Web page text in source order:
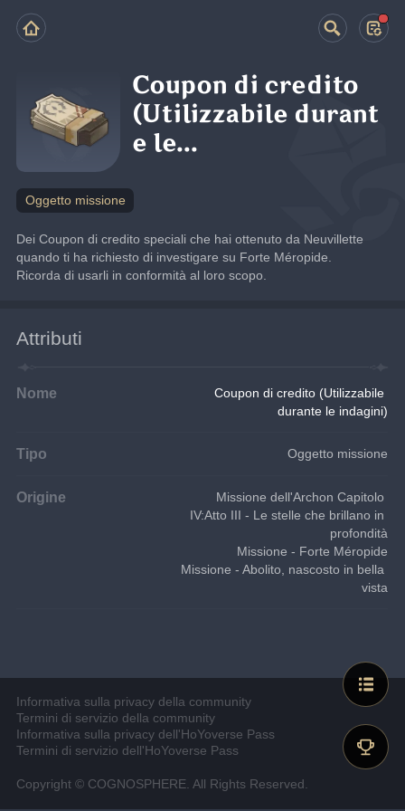
Coupon di credito
(Utilizzabile durant
e le...
Oggetto missione
Dei Coupon di credito speciali che hai ottenuto da Neuvillette
quando ti ha richiesto di investigare su Forte Méropide.
Ricorda di usarli in conformità al loro scopo.
Attributi
Nome
Coupon di credito (Utilizzabile
durante le indagini)
Tipo Oggetto missione
Origine
Missione dell'Archon Capitolo
IV:Atto III - Le stelle che brillano in
profondità
Missione - Forte Méropide
Missione - Abolito, nascosto in bella
vista
Informativa sulla privacy della community
Termini di servizio della community
Informativa sulla privacy dell'HoYoverse Pass
Termini di servizio dell'HoYoverse Pass
Copyright © COGNOSPHERE. All Rights Reserved.